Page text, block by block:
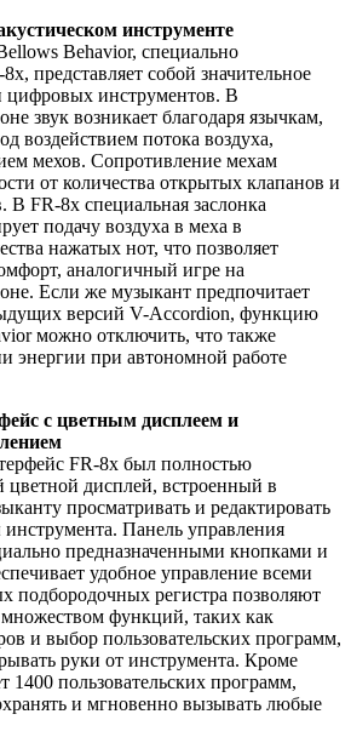
инструменте
Behavior, специально
представляет собой значительное
цифровых инструментов. В
звук возникает благодаря язычкам,
воздействием потока воздуха,
мехов. Сопротивление мехам
от количества открытых клапанов и
В FR-8x специальная заслонка
подачу воздуха в меха в
нажатых нот, что позволяет
аналогичный игре на
Если же музыкант предпочитает
версий V-Accordion, функцию
можно отключить, что также
энергии при автономной работе
с цветным дисплеем и
FR-8x был полностью
цветной дисплей, встроенный в
просматривать и редактировать
Панель управления
предназначенными кнопками и
удобное управление всеми
подбородочных регистра позволяют
функций, таких как
и выбор пользовательских программ,
руки от инструмента. Кроме
1400 пользовательских программ,
и мгновенно вызывать любые